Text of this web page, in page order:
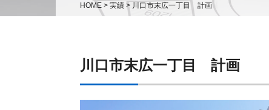
HOME > 実績 > 川口市末広一丁目 計画
川口市末広一丁目 計画